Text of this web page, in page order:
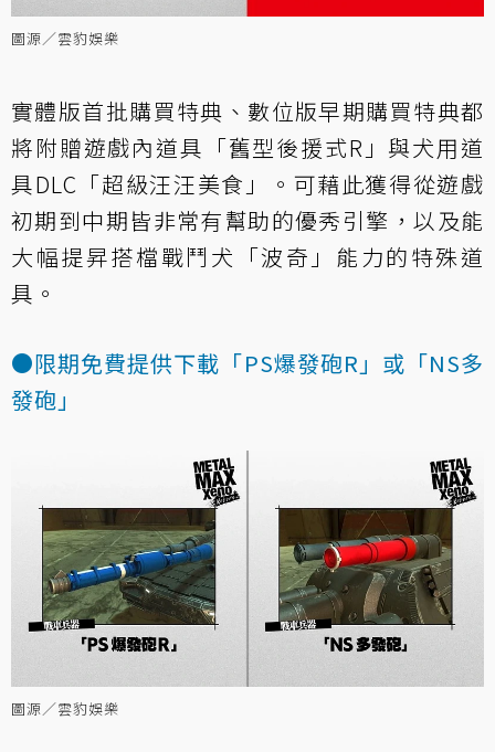
圖源／雲豹娛樂
實體版首批購買特典、數位版早期購買特典都
將附贈遊戲內道具「舊型後援式R」與犬用道
具DLC「超級汪汪美食」。可藉此獲得從遊戲
初期到中期皆非常有幫助的優秀引擎，以及能
大幅提昇搭檔戰鬥犬「波奇」能力的特殊道
具。
●限期免費提供下載「PS爆發砲R」或「NS多
發砲」
圖源／雲豹娛樂